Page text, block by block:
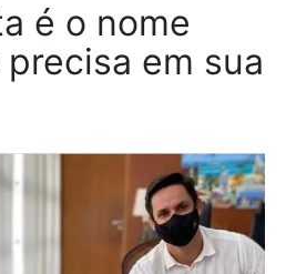
é o nome
em sua